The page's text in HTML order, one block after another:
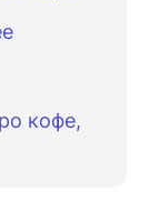
кофе,